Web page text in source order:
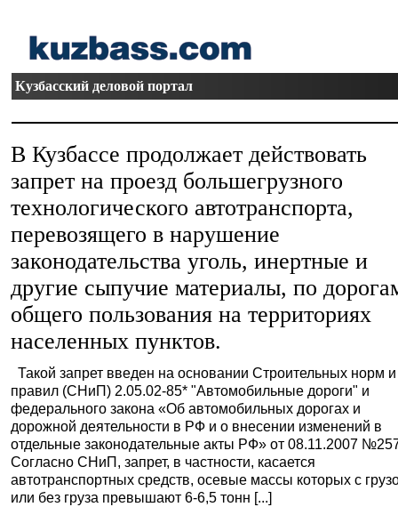
Кузбасский деловой портал
В Кузбассе продолжает действовать
запрет на проезд большегрузного
технологического автотранспорта,
перевозящего в нарушение
законодательства уголь, инертные и
другие сыпучие материалы, по
общего пользования на территориях
населенных пунктов.
Такой запрет введен на основании Строительных норм и
правил (СНиП) 2.05.02-85* "Автомобильные дороги" и
федерального закона «Об автомобильных дорогах и
дорожной деятельности в РФ и о внесении изменений в
отдельные законодательные акты РФ» от 08.11.2007
Согласно СНиП, запрет, в частности, касается
автотранспортных средств, осевые массы которых с
или без груза превышают 6-6,5 тонн [...]